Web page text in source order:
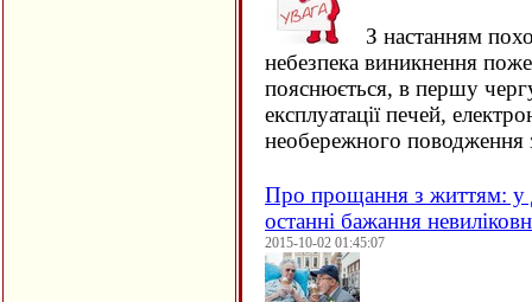
З настанням
небезпека виникнення
пояснюється, в першу
експлуатації печей,
необережного поводження
Про прощання з життям: у
останні бажання
2015-10-02 01:45:07